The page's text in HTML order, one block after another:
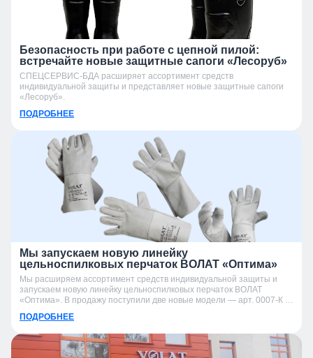
Безопасность при работе с цепной пилой:
встречайте новые защитные сапоги «Лесоруб»
СПЕЦСЕРВИС-БДА расширяет ассортимент средств
индивидуальной защиты и представляет новые защитные сапоги
«Лесоруб».
ПОДРОБНЕЕ
Мы запускаем новую линейку
цельноспилковых перчаток ВОЛАТ «Оптима»
Мы расширяем ассортимент средств индивидуальной защиты и
запускаем новую линейку цельноспилковых перчаток ВОЛАТ
«Оптима». В продажу поступили две новые модели — арт. 0007-К и
ПОДРОБНЕЕ